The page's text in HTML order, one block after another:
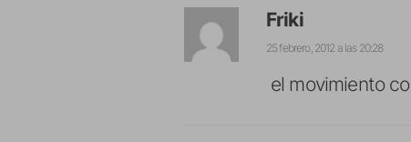
Friki
25 febrero, 2012 a las 20:28
el movimiento